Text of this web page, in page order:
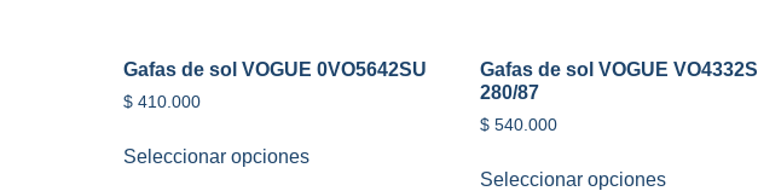
Gafas de sol VOGUE 0VO5642SU
$ 410.000
Seleccionar opciones
Gafas de sol VOGUE VO4332S
280/87
$540.000
Seleccionar opciones